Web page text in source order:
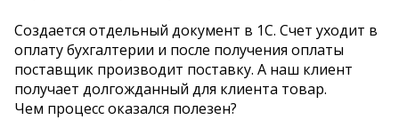
Создается отдельный документ в 1С. Счет уходит в
оплату бухгалтерии и после получения оплаты
поставщик производит поставку. А наш клиент
получает долгожданный для клиента товар.
Чем процесс оказался полезен?